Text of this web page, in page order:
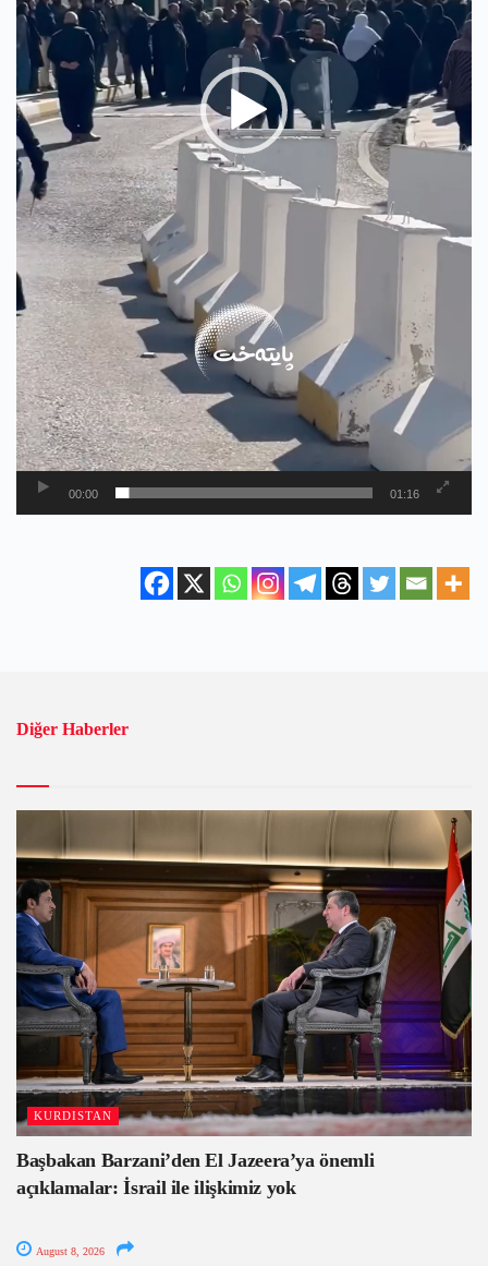
00:00 01:16
Diğer Haberler
KURDISTAN
Başbakan Barzani’den El Jazeera’ya önemli
açıklamalar: İsrail ile ilişkimiz yok
August 8, 2026